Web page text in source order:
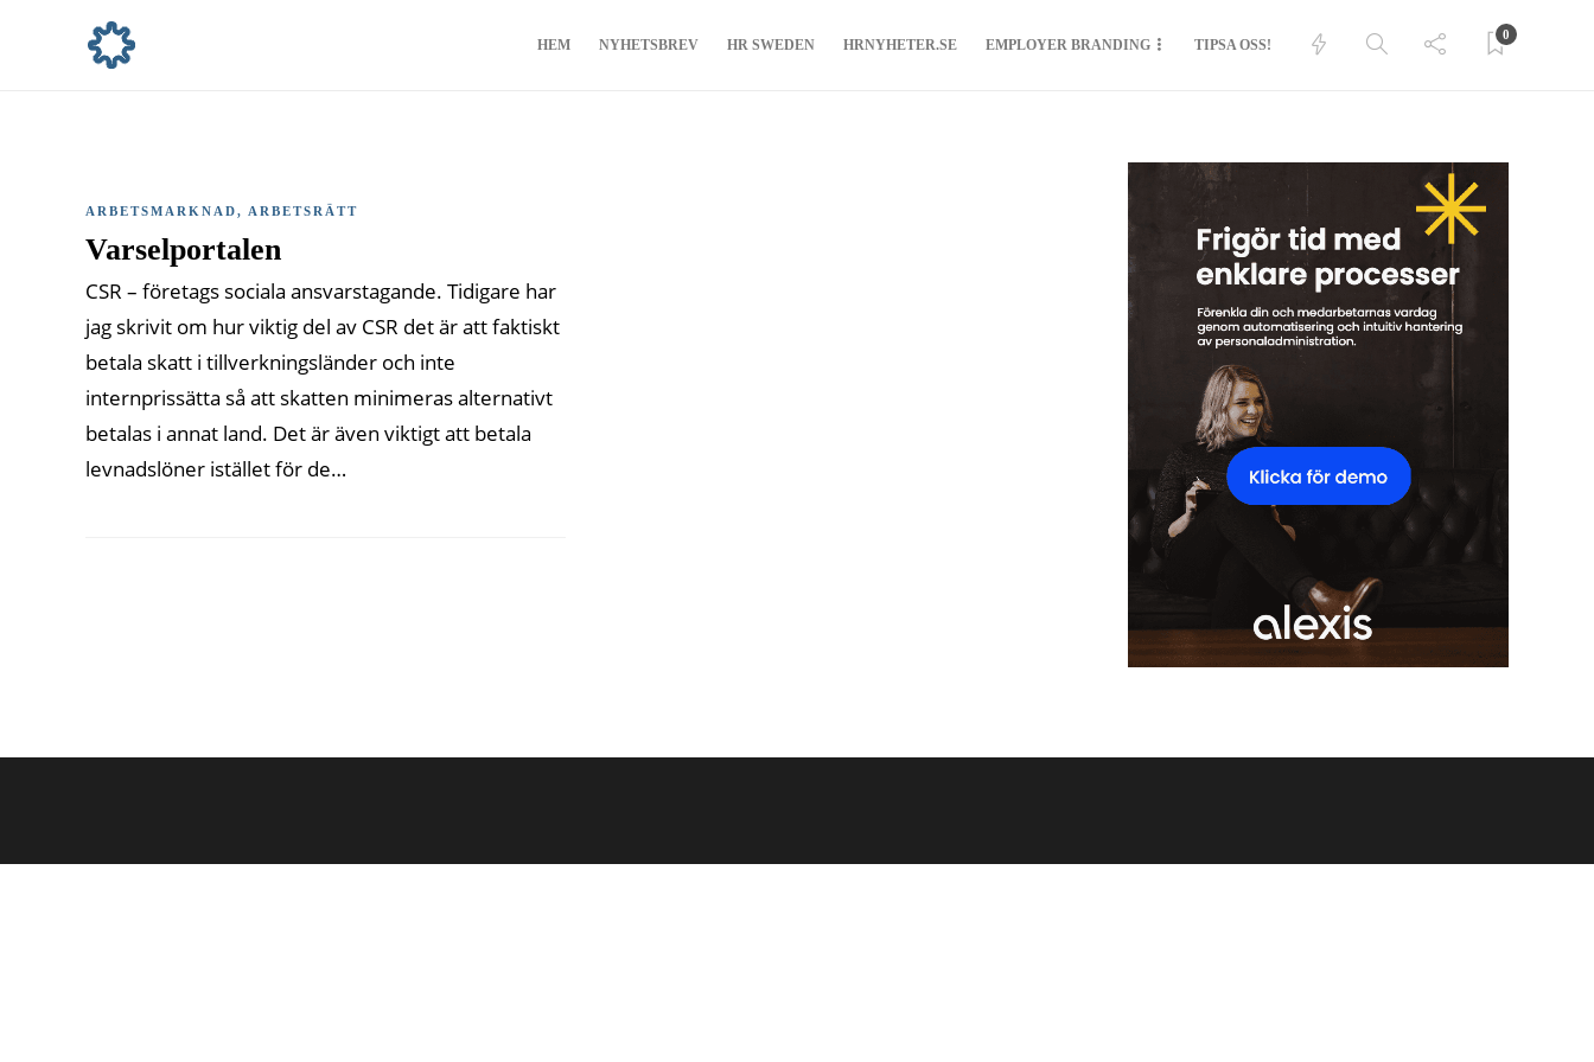
HEM NYHETSBREV HR SWEDEN HRNYHETER.SE EMPLOYER BRANDING TIPSA OSS!
0
ARBETSMARKNAD, ARBETSRÄTT
Varselportalen
CSR – företags sociala ansvarstagande. Tidigare har
jag skrivit om hur viktig del av CSR det är att faktiskt
betala skatt i tillverkningsländer och inte
internprissätta så att skatten minimeras alternativt
betalas i annat land. Det är även viktigt att betala
levnadslöner istället för de…